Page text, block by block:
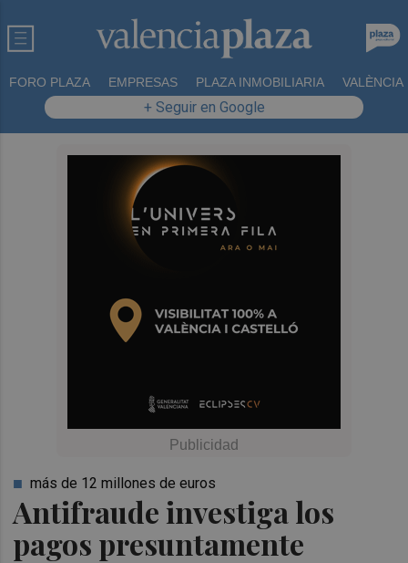
FORO PLAZA EMPRESAS PLAZA INMOBILIARIA VALÈNCIA
+ Seguir en Google
Antifraude investiga los
pagos presuntamente
más de 12 millones de euros